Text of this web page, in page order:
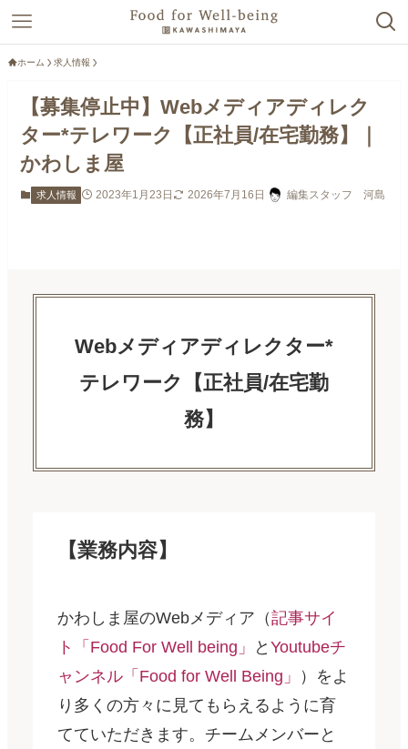
ホーム 求人情報
【募集停止中】Webメディアディレク
ター*テレワーク【正社員/在宅勤務】｜
かわしま屋
求人情報 2023年1月23日 2026年7月16日 編集スタッフ 河島
Webメディアディレクター*
テレワーク【正社員/在宅勤
務】
【業務内容】
かわしま屋のWebメディア（記事サイ
ト「Food For Well being」
と Youtubeチ
ャンネル「Food for Well Being」
）をよ
り多くの方々に見てもらえるように育
てていただきます。チームメンバーと